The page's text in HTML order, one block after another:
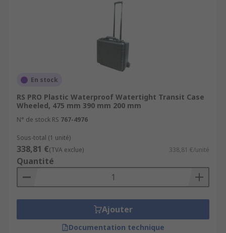
En stock
RS PRO Plastic Waterproof Watertight Transit Case
Wheeled, 475 mm 390 mm 200 mm
N° de stock RS 767-4976
Sous-total (1 unité)
338,81 €(TVA exclue) 338,81 €/unité
Quantité
Ajouter
Documentation technique